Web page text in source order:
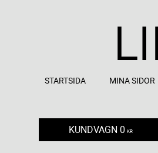
STARTSIDA MINA SIDOR
KUNDVAGN 0 KR